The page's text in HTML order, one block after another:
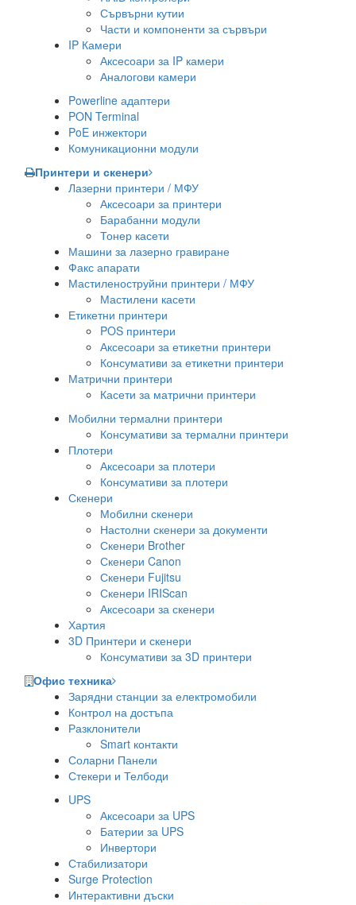
Сървърни кутии
Части и компоненти за сървъри
IP Камери
Аксесоари за IP камери
Аналогови камери
Powerline адаптери
PON Terminal
PoE инжектори
Комуникационни модули
Принтери и скенери
Лазерни принтери / МФУ
Аксесоари за принтери
Барабанни модули
Тонер касети
Машини за лазерно гравиране
Факс апарати
Мастиленоструйни принтери / МФУ
Мастилени касети
Етикетни принтери
POS принтери
Аксесоари за етикетни принтери
Консумативи за етикетни принтери
Матрични принтери
Касети за матрични принтери
Мобилни термални принтери
Консумативи за термални принтери
Плотери
Аксесоари за плотери
Консумативи за плотери
Скенери
Мобилни скенери
Настолни скенери за документи
Скенери Brother
Скенери Canon
Скенери Fujitsu
Скенери IRIScan
Аксесоари за скенери
Хартия
3D Принтери и скенери
Консумативи за 3D принтери
Офис техника
Зарядни станции за електромобили
Контрол на достъпа
Разклонители
Smart контакти
Соларни Панели
Стекери и Телбоди
UPS
Аксесоари за UPS
Батерии за UPS
Инвертори
Стабилизатори
Surge Protection
Интерактивни дъски